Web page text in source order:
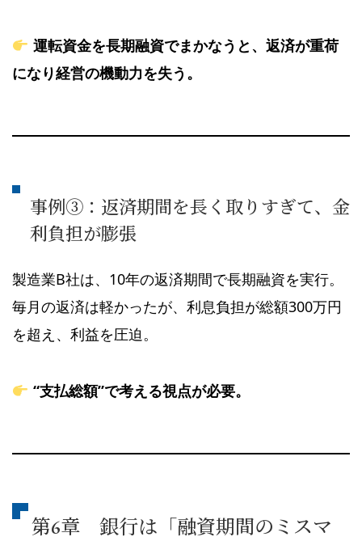
運転資金を長期融資でまかなうと、返済が重荷
になり経営の機動力を失う。
事例③：返済期間を長く取りすぎて、金
利負担が膨張
製造業B社は、10年の返済期間で長期融資を実行。
毎月の返済は軽かったが、利息負担が総額300万円
を超え、利益を圧迫。
“支払総額”で考える視点が必要。
第6章 銀行は「融資期間のミスマ